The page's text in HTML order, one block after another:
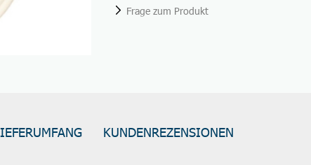
Frage zum Produkt
KUNDENREZENSIONEN